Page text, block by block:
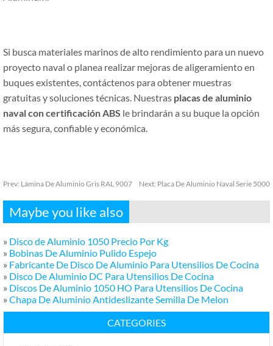
Si busca materiales marinos de alto rendimiento para un nuevo
proyecto naval o planea realizar mejoras de aligeramiento en
buques existentes, contáctenos para obtener muestras
gratuitas y soluciones técnicas. Nuestras placas de aluminio
naval con certificación ABS le brindarán a su buque la opción
más segura, confiable y económica.
Prev: Lámina De Aluminio Gris RAL 9007 Next: Placa De Aluminio Naval Serie 5000
Maybe you like also
» Disco de Aluminio 1050 Precio Por Kg
» Bobinas De Aluminio Pulido Espejo
» Fabricante De Disco De Aluminio Para Utensilios De Cocina
» Disco De Aluminio DC Para Utensilios De Cocina
» Discos De Aluminio 1050 HO Para Utensilios De Cocina
» Chapa De Aluminio Antideslizante Semilla De Melon
CATEGORIES